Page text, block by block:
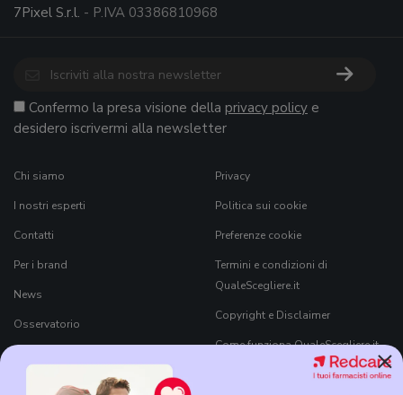
×
7Pixel S.r.l. - P.IVA 03386810968
Confermo la presa visione della privacy policy e
desidero iscrivermi alla newsletter
Chi siamo
I nostri esperti
Contatti
Per i brand
News
Osservatorio
Black Friday 2026
Privacy
Politica sui cookie
Preferenze cookie
Termini e condizioni di
QualeScegliere.it
Copyright e Disclaimer
Come funziona QualeScegliere.it